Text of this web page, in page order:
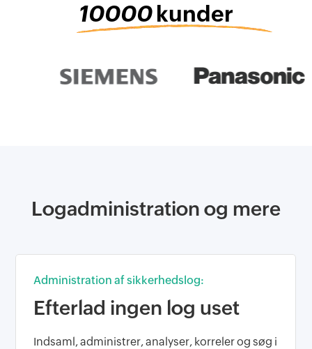
10000kunder
Logadministration og mere
Administration af sikkerhedslog:
Efterlad ingen log uset
Indsaml, administrer, analyser, korreler og søg i